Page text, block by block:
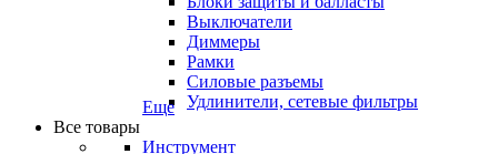
Выключатели
Диммеры
Рамки
Силовые разъемы
Удлинители, сетевые фильтры
Еще
Все товары
Инструмент